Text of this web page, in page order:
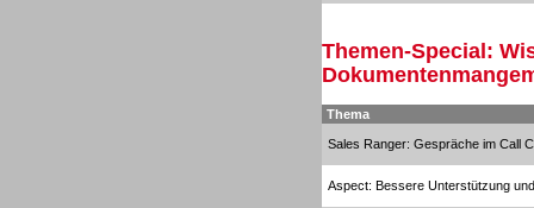
Themen-Special:
Thema
Sales Ranger: Gespräche im Call
Aspect: Bessere Unterstützung